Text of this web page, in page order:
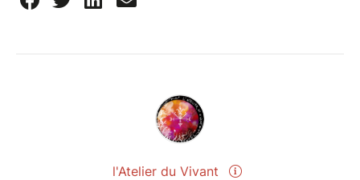
l'Atelier du Vivant